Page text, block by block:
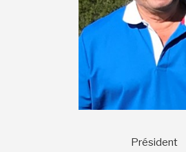
Président